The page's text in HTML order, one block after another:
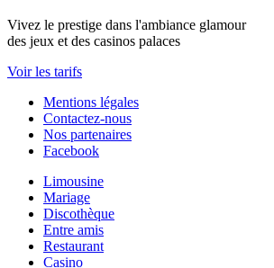
Vivez le prestige dans l'ambiance glamour
des jeux et des casinos palaces
Voir les tarifs
Mentions légales
Contactez-nous
Nos partenaires
Facebook
Limousine
Mariage
Discothèque
Entre amis
Restaurant
Casino